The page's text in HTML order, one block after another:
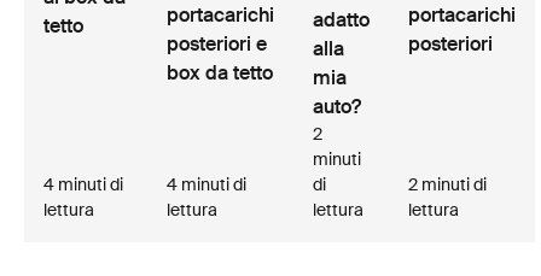
tetto
4 minuti di
lettura
portacarichi
posteriori e
box da tetto
4 minuti di
lettura
adatto
alla
mia
auto?
2
minuti
di
lettura
portacarichi
posteriori
2 minuti di
lettura